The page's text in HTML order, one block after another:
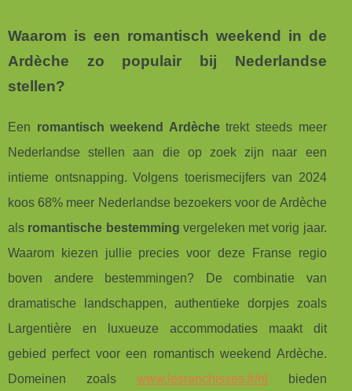
Waarom is een romantisch weekend in de
Ardèche zo populair bij Nederlandse
stellen?
Een romantisch weekend Ardèchetrekt steeds meer
Nederlandse stellen aan die op zoek zijn naar een
intieme ontsnapping. Volgens toerismecijfers van 2024
koos 68% meer Nederlandse bezoekers voor de Ardèche
als romantische bestemming vergeleken met vorig jaar.
Waarom kiezen jullie precies voor deze Franse regio
boven andere bestemmingen? De combinatie van
dramatische landschappen, authentieke dorpjes zoals
Largentière en luxueuze accommodaties maakt dit
gebied perfect voor een romantisch weekend Ardèche.
Domeinen zoals www.lesranchisses.fr/nl
bieden